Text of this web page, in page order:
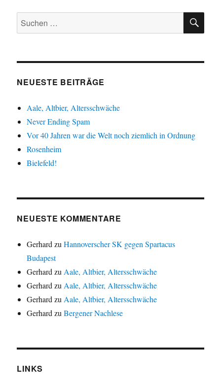
Suche
nach:
NEUESTE BEITRÄGE
Aale, Altbier, Altersschwäche
Never Ending Spam
Vor 40 Jahren war die Welt noch ziemlich in Ordnung
Rosenheim
Bielefeld!
NEUESTE KOMMENTARE
Gerhard zuHannoverscher SK gegen Spartacus
Budapest
Gerhard zu Aale, Altbier, Altersschwäche
Gerhard zu Aale, Altbier, Altersschwäche
Gerhard zu Aale, Altbier, Altersschwäche
Gerhard zuBergener Nachlese
LINKS